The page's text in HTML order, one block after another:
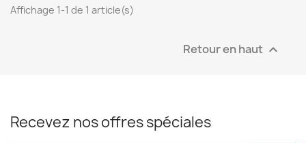
Affichage 1-1 de 1 article(s)
Retour en haut 
Recevez nos offres spéciales